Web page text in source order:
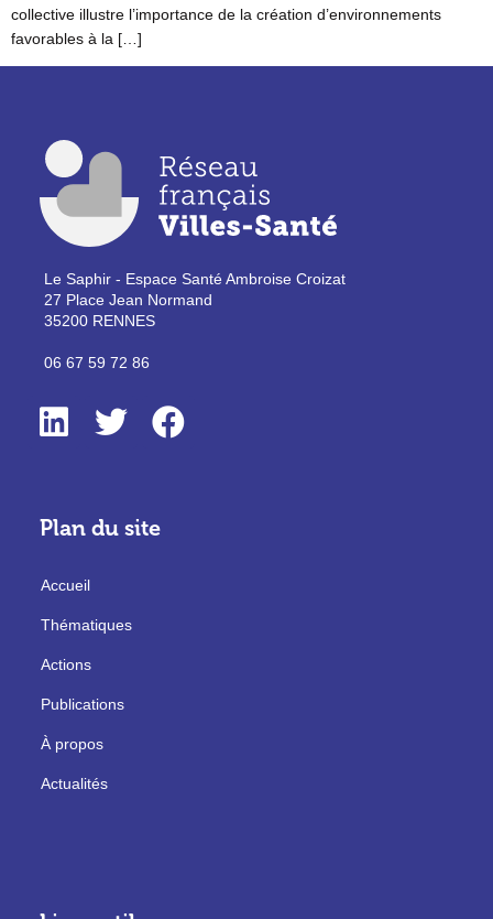
collective illustre l’importance de la création d’environnements
favorables à la […]
Le Saphir - Espace Santé Ambroise Croizat
27 Place Jean Normand
35200 RENNES
06 67 59 72 86
Plan du site
Accueil
Thématiques
Actions
Publications
À propos
Actualités